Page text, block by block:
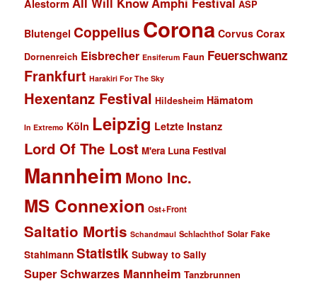
Alestorm ASP
Blutengel Coppelius Corona Corvus Corax
Dornenreich Eisbrecher Ensiferum Faun Feuerschwanz
Frankfurt Harakiri For The Sky
Hexentanz Festival Hildesheim Hämatom
In Extremo Köln Leipzig Letzte Instanz
Lord Of The Lost M'era Luna Festival
Mannheim Mono Inc.
MS Connexion Ost+Front
Saltatio Mortis Schandmaul Schlachthof Solar Fake
Stahlmann Statistik Subway to Sally
Super Schwarzes Mannheim Tanzbrunnen